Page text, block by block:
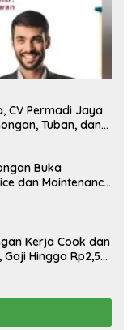
CV Permadi Jaya
Tuban, dan
Buka
dan Maintenance
Kerja Cook dan
Hingga Rp2,5